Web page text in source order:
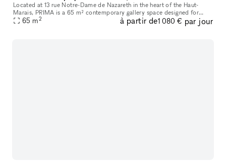
Located at 13 rue Notre-Dame de Nazareth in the heart of the Haut-
Marais, PRIMA is a 65 m² contemporary gallery space designed for
exhibitions, pop-ups, showrooms, fashion presentations, castings, ev
65 m2 à partir de1 080 € par jour